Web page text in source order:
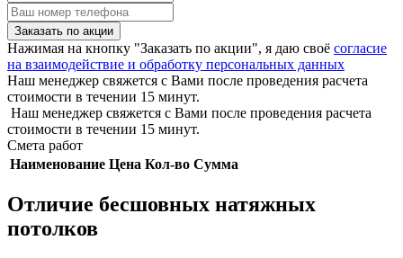
Заказать по акции
Нажимая на кнопку "Заказать по акции", я даю своё согласие
на взаимодействие и обработку персональных данных
Наш менеджер свяжется с Вами после проведения расчета
стоимости в течении 15 минут.
Наш менеджер свяжется с Вами после проведения расчета
стоимости в течении 15 минут.
Смета работ
Наименование Цена Кол-во Сумма
Отличие бесшовных натяжных
потолков